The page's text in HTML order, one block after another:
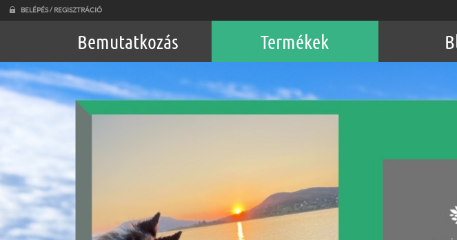
BELÉPÉS / REGISZTRÁCIÓ
Bemutatkozás Termékek